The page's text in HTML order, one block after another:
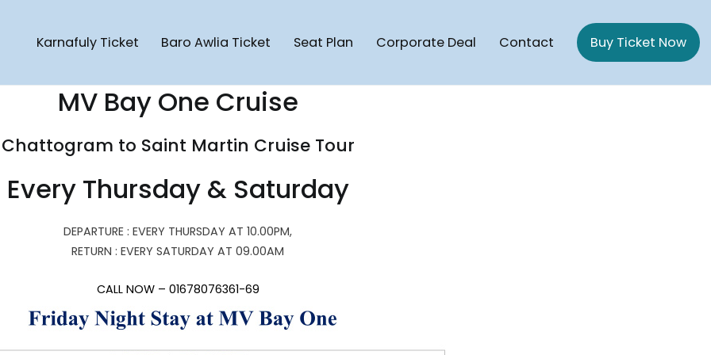
Ship
Cruise Ship | Saint Martin To Chattogram Cruise Ship | Potegaon Cruise | Potegaon Beach To saint Martin Cruise ship
Karnafuly Ticket Baro Awlia Ticket Seat Plan Corporate Deal Contact Buy Ticket Now
MV Bay One Cruise
Chattogram to Saint Martin Cruise Tour
Every Thursday & Saturday
DEPARTURE : EVERY THURSDAY AT 10.00PM,
RETURN : EVERY SATURDAY AT 09.00AM
CALL NOW – 01678076361-69